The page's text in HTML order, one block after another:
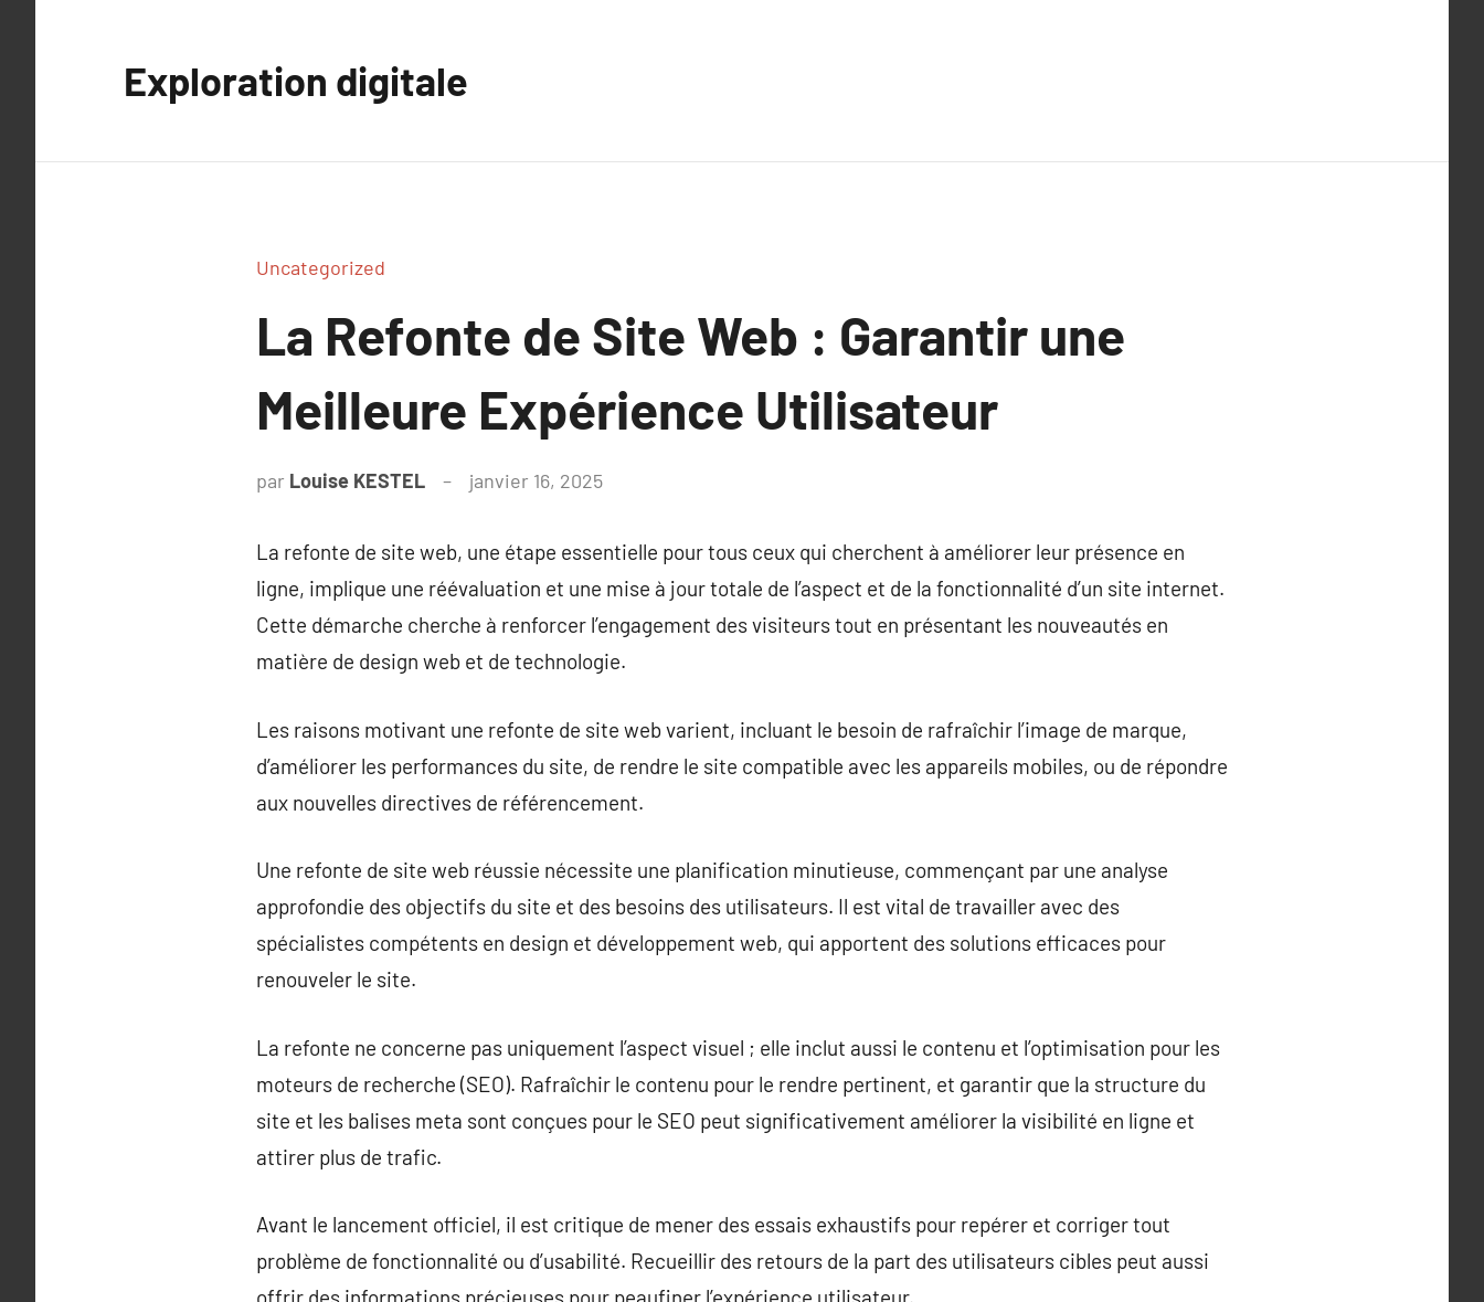
Exploration digitale
Uncategorized
La Refonte de Site Web : Garantir une
Meilleure Expérience Utilisateur
par Louise KESTEL janvier 16, 2025
La refonte de site web, une étape essentielle pour tous ceux qui cherchent à améliorer leur présence en
ligne, implique une réévaluation et une mise à jour totale de l’aspect et de la fonctionnalité d’un site internet.
Cette démarche cherche à renforcer l’engagement des visiteurs tout en présentant les nouveautés en
matière de design web et de technologie.
Les raisons motivant une refonte de site web varient, incluant le besoin de rafraîchir l’image de marque,
d’améliorer les performances du site, de rendre le site compatible avec les appareils mobiles, ou de répondre
aux nouvelles directives de référencement.
Une refonte de site web réussie nécessite une planification minutieuse, commençant par une analyse
approfondie des objectifs du site et des besoins des utilisateurs. Il est vital de travailler avec des
spécialistes compétents en design et développement web, qui apportent des solutions efficaces pour
renouveler le site.
La refonte ne concerne pas uniquement l’aspect visuel ; elle inclut aussi le contenu et l’optimisation pour les
moteurs de recherche (SEO). Rafraîchir le contenu pour le rendre pertinent, et garantir que la structure du
site et les balises meta sont conçues pour le SEO peut significativement améliorer la visibilité en ligne et
attirer plus de trafic.
Avant le lancement officiel, il est critique de mener des essais exhaustifs pour repérer et corriger tout
problème de fonctionnalité ou d’usabilité. Recueillir des retours de la part des utilisateurs cibles peut aussi